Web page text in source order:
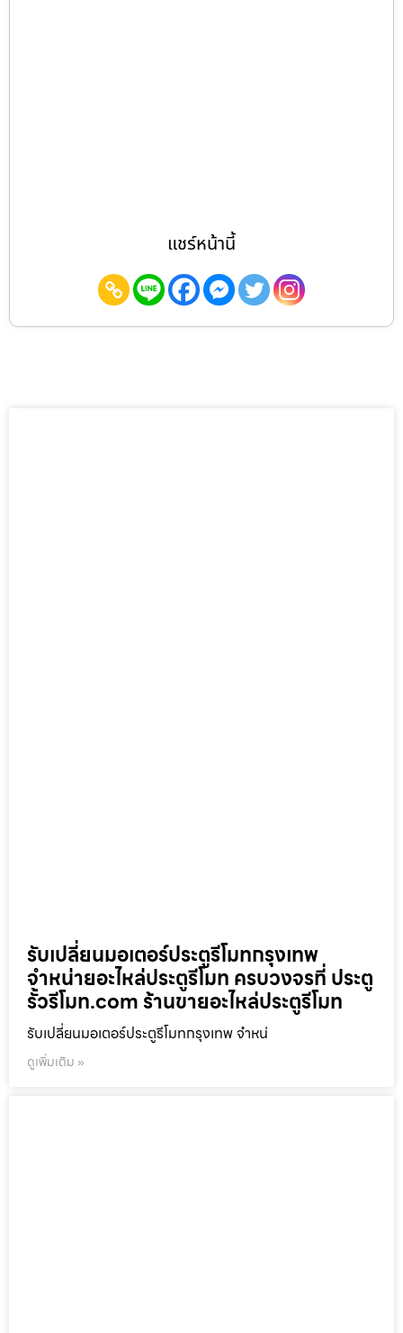
แชร์หน้านี้
รับเปลี่ยนมอเตอร์ประตูรีโมทกรุงเทพ
จำหน่ายอะไหล่ประตูรีโมท ครบวงจรที่ ประตู
รั้วรีโมท.com ร้านขายอะไหล่ประตูรีโมท
รับเปลี่ยนมอเตอร์ประตูรีโมทกรุงเทพ จำหน่
ดูเพิ่มเติม »